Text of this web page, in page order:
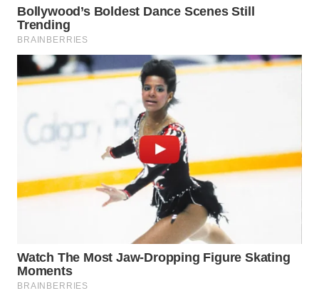
DAIRI
DANAU
TOBA
WN
LANGKAT
SELATAN
WN